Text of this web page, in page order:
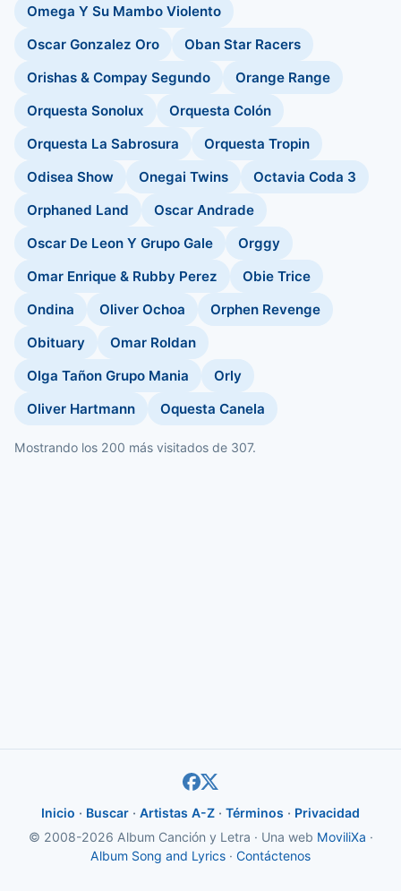
Omega Y Su Mambo Violento
Oscar Gonzalez Oro
Oban Star Racers
Orishas & Compay Segundo
Orange Range
Orquesta Sonolux
Orquesta Colón
Orquesta La Sabrosura
Orquesta Tropin
Odisea Show
Onegai Twins
Octavia Coda 3
Orphaned Land
Oscar Andrade
Oscar De Leon Y Grupo Gale
Orggy
Omar Enrique & Rubby Perez
Obie Trice
Ondina
Oliver Ochoa
Orphen Revenge
Obituary
Omar Roldan
Olga Tañon Grupo Mania
Orly
Oliver Hartmann
Oquesta Canela
Mostrando los 200 más visitados de 307.
Inicio · Buscar · Artistas A-Z · Términos · Privacidad
© 2008-2026 Album Canción y Letra · Una web MoviliXa ·
Album Song and Lyrics · Contáctenos